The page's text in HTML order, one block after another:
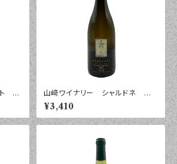
ト ア
山﨑ワイナリー シャルドネ 樽
醗酵 ２０２４年 ７５０ｍｌ
¥3,410